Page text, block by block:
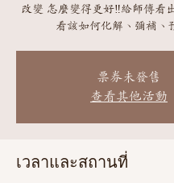
改變 怎麼變得更好‼️給師傅看
看該如何化解、彌補、
票券未發售
查看其他活動
เวลาและสถานที่